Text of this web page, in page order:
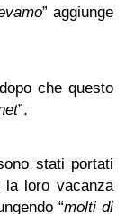
” aggiunge
che questo
”.
stati portati
la loro vacanza
“molti di